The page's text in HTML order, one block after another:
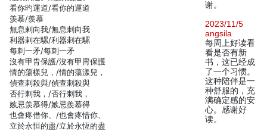
看你旳運道/看你的運道
羡慕/羨慕
無息剌向我/無息刺向我
利器剌在騾/利器刺在騾
每剌一矛/每刺一矛
沒有甲胄保護/沒有甲冑保護
情的蕩樣兒，/情的蕩漾兒，
偵查剌殺與/偵查刺殺與
否行剌我，/否行刺我，
嫉忌羡慕得/嫉忌羨慕得
也會疼借你、/也會疼惜你、
立於永恒的盡/立於永恆的盡
谢。
2023/11/5
angsila
每周上好读看
看是否有新
书，这已经成
了一个习惯。
这种陪伴是一
种舒服的，充
满确定感的安
心。感谢好
读。